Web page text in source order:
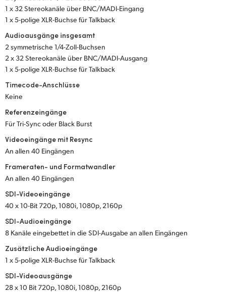
Spain
Sweden
Chinese Taipei
Ukraine
United Kingdom
United States
1 x 32 Stereokanäle über BNC/MADI-Eingang
1 x 5-polige XLR-Buchse für Talkback
Audioausgänge insgesamt
2 symmetrische 1/4-Zoll-Buchsen
2 x 32 Stereokanäle über BNC/MADI-Ausgang
1 x 5-polige XLR-Buchse für Talkback
Timecode-Anschlüsse
Keine
Referenzeingänge
Für Tri-Sync oder Black Burst
Videoeingänge mit Resync
An allen 40 Eingängen
Frameraten- und Formatwandler
An allen 40 Eingängen
SDI-Videoeingänge
40 x 10-Bit 720p, 1080i, 1080p, 2160p
SDI-Audioeingänge
8 Kanäle eingebettet in die SDI-Ausgabe an allen Eingängen
Zusätzliche Audioeingänge
1 x 5-polige XLR-Buchse für Talkback
SDI-Videoausgänge
28 x 10 Bit 720p, 1080i, 1080p, 2160p